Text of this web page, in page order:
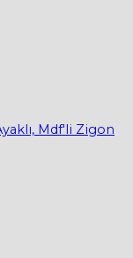
Mdf'li Zigon